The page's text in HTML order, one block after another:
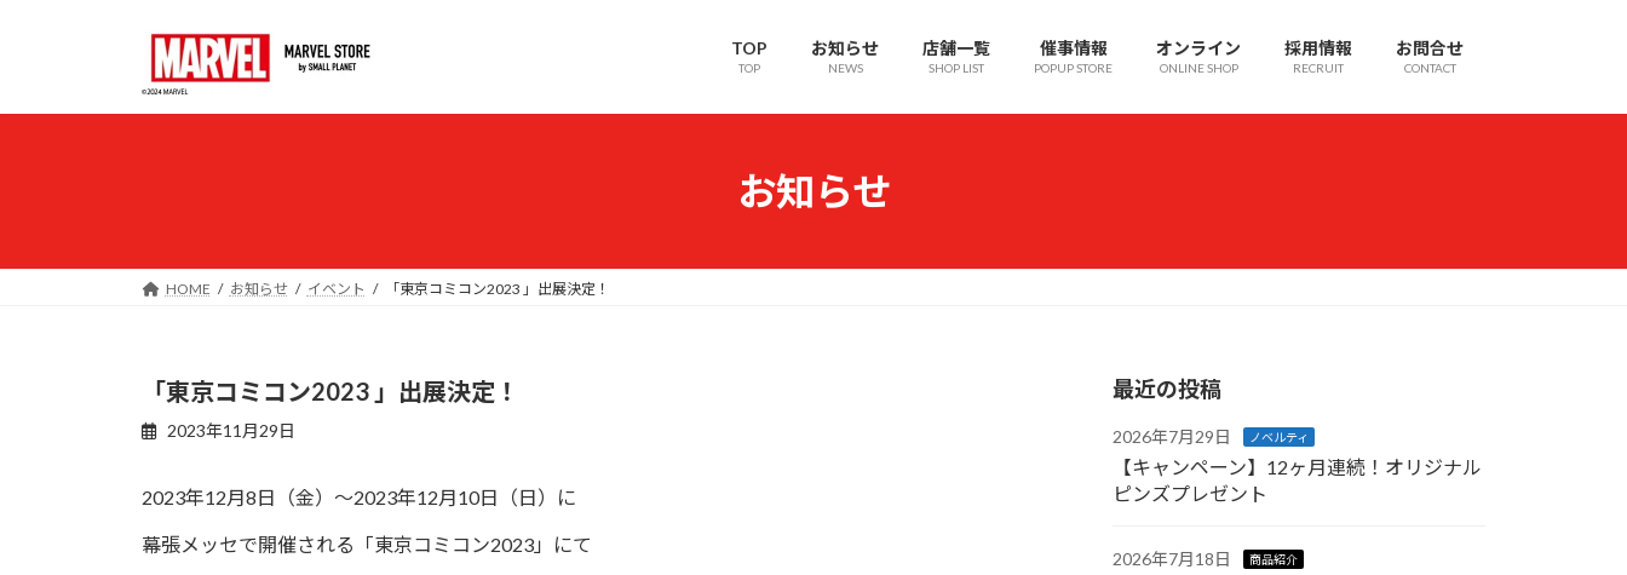
プ
動
TOP
TOP
お知らせ
NEWS
店舗一覧
SHOP LIST
催事情報
POPUP STORE
オンライン
ONLINE SHOP
採用情報
RECRUIT
お問合せ
CONTACT
お知らせ
HOME お知らせ イベント 「東京コミコン2023 」出展決定！
「東京コミコン2023 」出展決定！
2023年11月29日
2023年12月8日（金）～2023年12月10日（日）に
幕張メッセで開催される「東京コミコン2023」にて
最近の投稿
2026年7月29日 ノベルティ
【キャンペーン】12ヶ月連続！オリジナル
ピンズプレゼント
2026年7月18日 商品紹介